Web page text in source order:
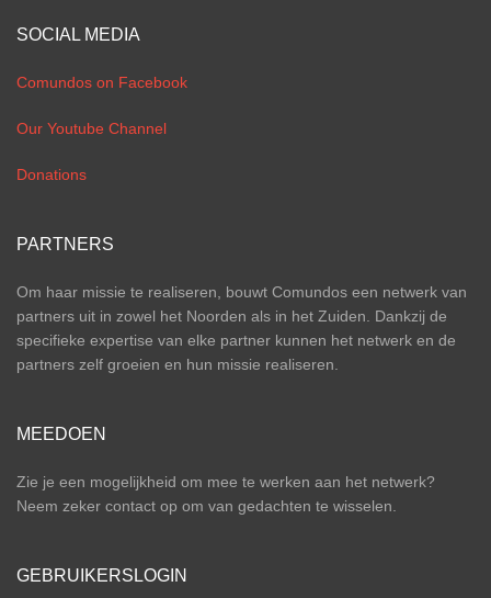
SOCIAL MEDIA
Comundos on Facebook
Our Youtube Channel
Donations
PARTNERS
Om haar missie te realiseren, bouwt Comundos een netwerk van
partners uit in zowel het Noorden als in het Zuiden. Dankzij de
specifieke expertise van elke partner kunnen het netwerk en de
partners zelf groeien en hun missie realiseren.
MEEDOEN
Zie je een mogelijkheid om mee te werken aan het netwerk?
Neem zeker contact op om van gedachten te wisselen.
GEBRUIKERSLOGIN